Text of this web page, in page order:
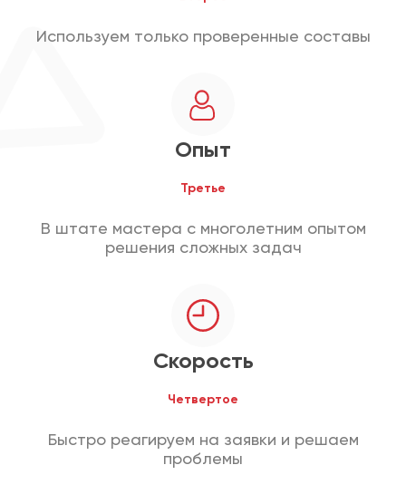
Используем только проверенные составы
Опыт
Третье
В штате мастера с многолетним опытом
решения сложных задач
Скорость
Четвертое
Быстро реагируем на заявки и решаем
проблемы